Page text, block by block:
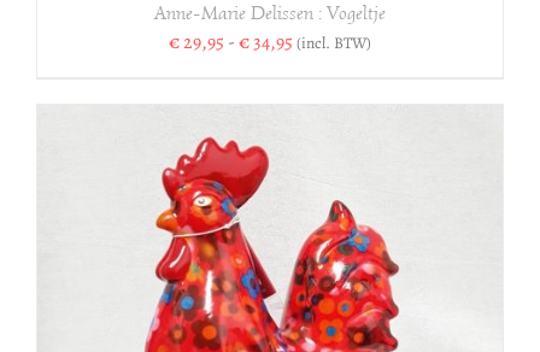
Anne-Marie Delissen : Vogeltje
€29,95 -€34,95Prijsklasse:
tot
(incl. BTW)